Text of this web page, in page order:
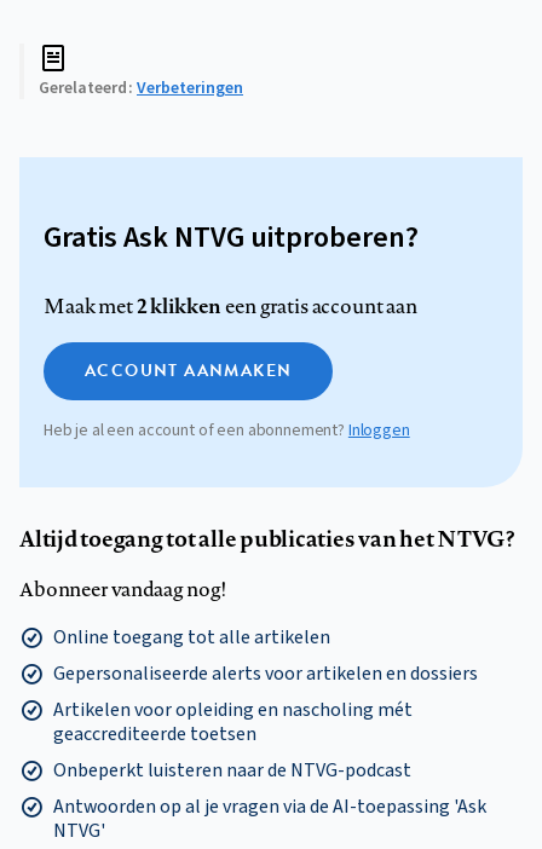
Gerelateerd Verbeteringen
Gratis Ask NTVG uitproberen?
Maak met2 klikkeneen gratis account aan
ACCOUNT AANMAKEN
Heb je al een account of een abonnement? Inloggen
Altijd toegang tot alle publicaties van het NTVG?
Abonneer vandaag nog!
Online toegang tot alle artikelen
Gepersonaliseerde alerts voor artikelen en dossiers
Artikelen voor opleiding en nascholing mét
geaccrediteerde toetsen
Onbeperkt luisteren naar de NTVG-podcast
Antwoorden op al je vragen via de AI-toepassing 'Ask
NTVG'